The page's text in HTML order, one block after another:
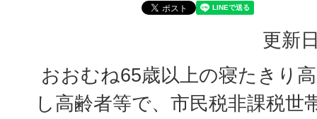
更新
おおむね65歳以上の寝たきり
し高齢者等で、市民税非課税世